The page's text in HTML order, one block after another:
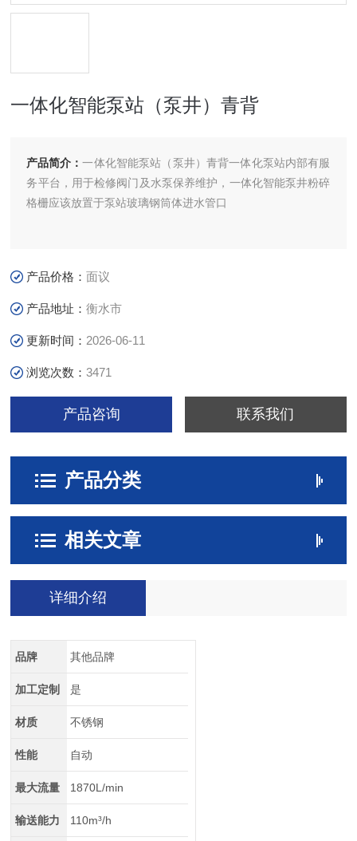
一体化智能泵站（泵井）青背
产品简介：一体化智能泵站（泵井）青背一体化泵站内部有服
务平台，用于检修阀门及水泵保养维护，一体化智能泵井粉碎
格栅应该放置于泵站玻璃钢筒体进水管口
产品价格：面议
产品地址：衡水市
更新时间： 2026-06-11
浏览次数：3471
产品咨询 联系我们
产品分类
相关文章
详细介绍
品牌 其他品牌
加工定制 是
材质 不锈钢
性能 自动
最大流量 1870L/min
输送能力 110m³/h